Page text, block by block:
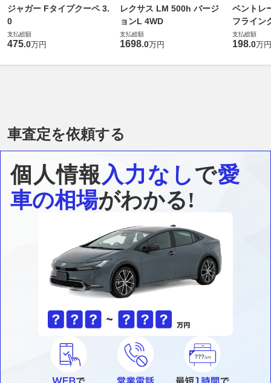
ジャガー Fタイプクーペ 3.
0
支払総額
475.0万円
レクサス LM 500h バージ
ョンL 4WD
支払総額
1698.0万円
ベントレ
フライン
支払総額
198.0万円
車査定を依頼する
個人情報入力なしで愛
車の相場がわかる!